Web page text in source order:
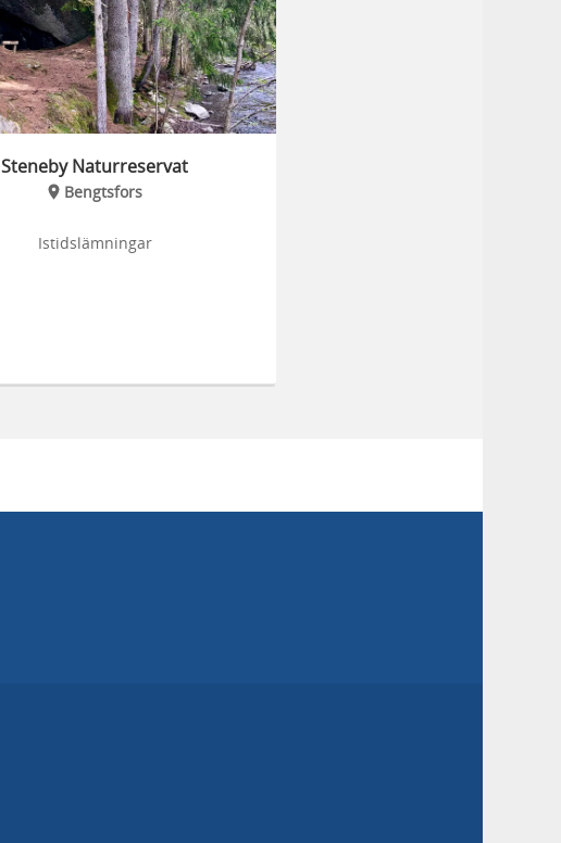
Steneby Naturreservat
Bengtsfors
Istidslämningar